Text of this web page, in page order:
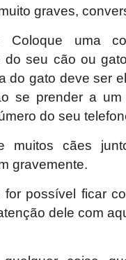
graves,
Coloque uma
do seu cão ou
do gato deve ser
se prender a
do seu
muitos cães
gravemente.
for possível ficar
dele com